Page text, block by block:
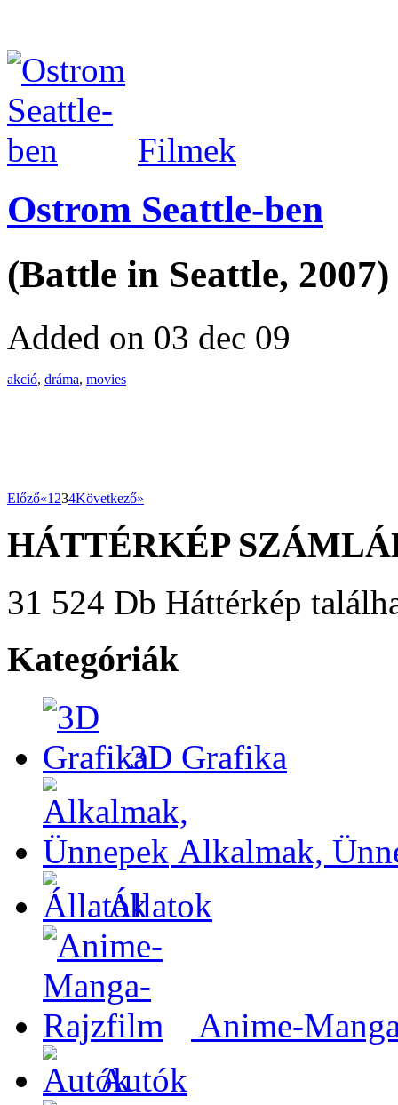
Filmek
Ostrom Seattle-ben
(Battle in Seattle, 2007)
Added on 03 dec 09
akció, dráma, movies
Előző«1 234Következő»
HÁTTÉRKÉP
31 524 Db Háttérkép
Kategóriák
3D Grafika
Alkalmak,
Állatok
Anime-
Autók